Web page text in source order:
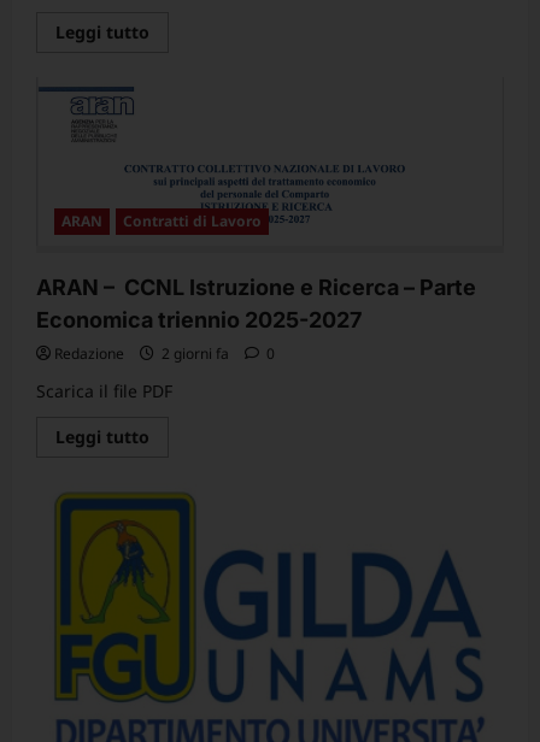
Leggi tutto
dell’incontro
tenutosi
MUR
il
us.”Condivisione
nel
merito,
ma
tempi
ancora
incerti.”
ARAN Contratti di Lavoro
ARAN – CCNL Istruzione e Ricerca – Parte
Economica triennio 2025-2027
Redazione 2 giorni fa 0
Scarica il file PDF
Leggi tutto
ARAN
CCNL
Istruzione
e
Ricerca
–
Parte
Economica
triennio
2027